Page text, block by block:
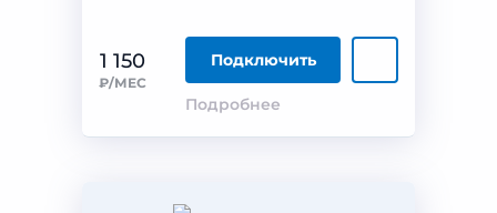
1 150
₽/МЕС
Подключить
Подробнее